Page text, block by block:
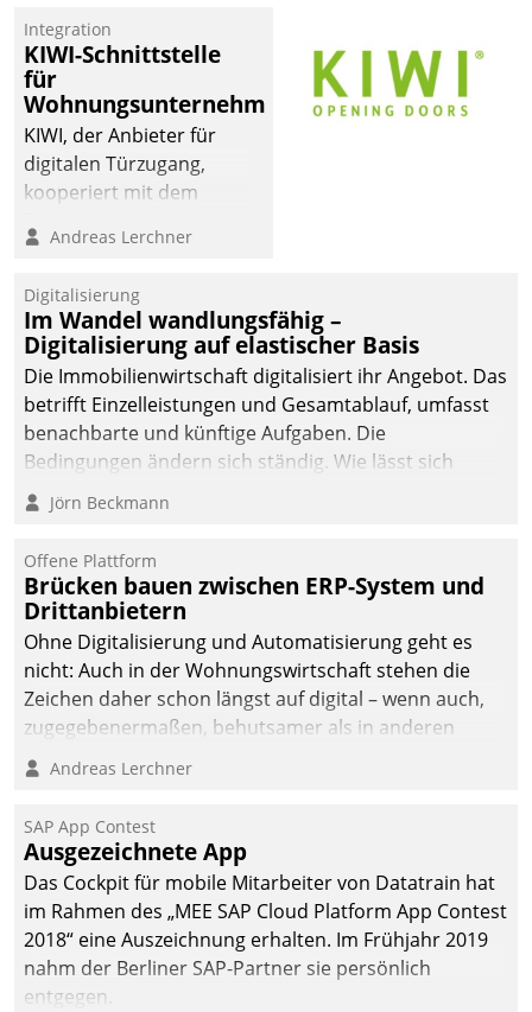
Integration
KIWI-Schnittstelle
für
Wohnungsunternehmen
KIWI, der Anbieter für
digitalen Türzugang,
kooperiert mit dem
Softwareentwicklungshaus
Andreas Lerchner
Digitalisierung
Im Wandel wandlungsfähig –
Digitalisierung auf elastischer Basis
Die Immobilienwirtschaft digitalisiert ihr Angebot. Das
betrifft Einzelleistungen und Gesamtablauf, umfasst
benachbarte und künftige Aufgaben. Die
Bedingungen ändern sich ständig. Wie lässt sich
technisch die Kontrolle wahren und zugleich Freiraum
fürs Wachsen öffnen?
Jörn Beckmann
Offene Plattform
Brücken bauen zwischen ERP-System und
Drittanbietern
Ohne Digitalisierung und Automatisierung geht es
nicht: Auch in der Wohnungswirtschaft stehen die
Zeichen daher schon längst auf digital – wenn auch,
zugegebenermaßen, behutsamer als in anderen
Branchen.
Andreas Lerchner
SAP App Contest
Ausgezeichnete App
Das Cockpit für mobile Mitarbeiter von Datatrain hat
im Rahmen des „MEE SAP Cloud Platform App Contest
2018“ eine Auszeichnung erhalten. Im Frühjahr 2019
nahm der Berliner SAP-Partner sie persönlich
entgegen.